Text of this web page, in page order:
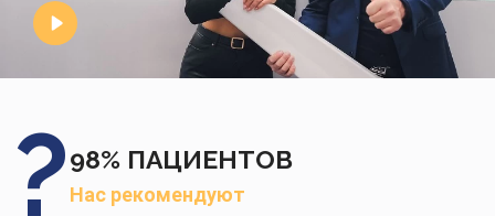
98% ПАЦИЕНТОВ
Нас рекомендуют